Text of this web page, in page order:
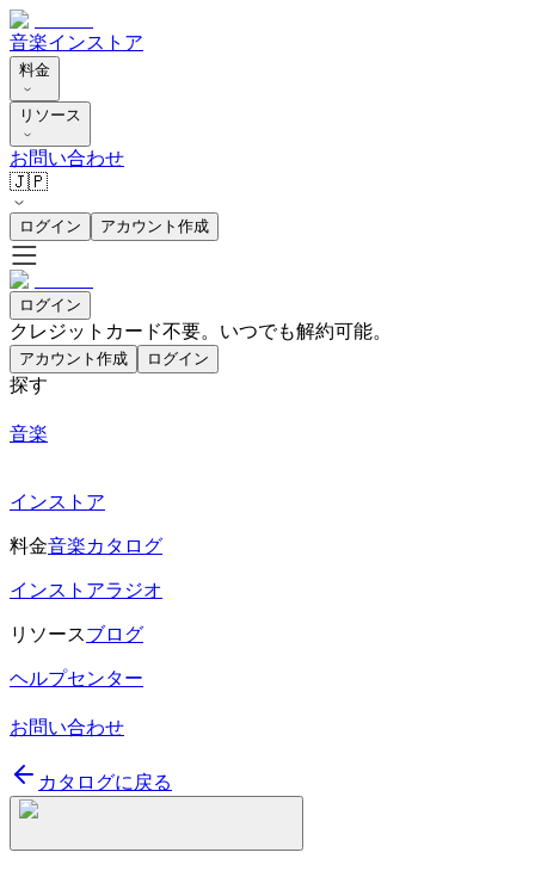
音楽インストア
料金
リソース
お問い合わせ
🇯🇵
ログイン アカウント作成
ログイン
クレジットカード不要。いつでも解約可能。
アカウント作成 ログイン
探す
音楽
インストア
料金音楽カタログ
インストアラジオ
リソースブログ
ヘルプセンター
お問い合わせ
カタログに戻る